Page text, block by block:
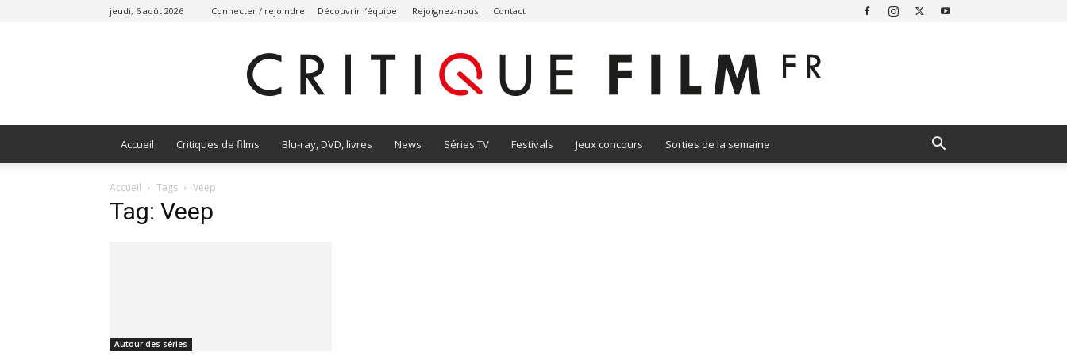
jeudi, 6 août 2026 Connecter / rejoindre Découvrir l’équipe Rejoignez-nous Contact
Accueil Critiques de films Blu-ray, DVD, livres News Séries TV Festivals Jeux concours Sorties de la semaine
Accueil Tags Veep
Tag: Veep
Autour des séries